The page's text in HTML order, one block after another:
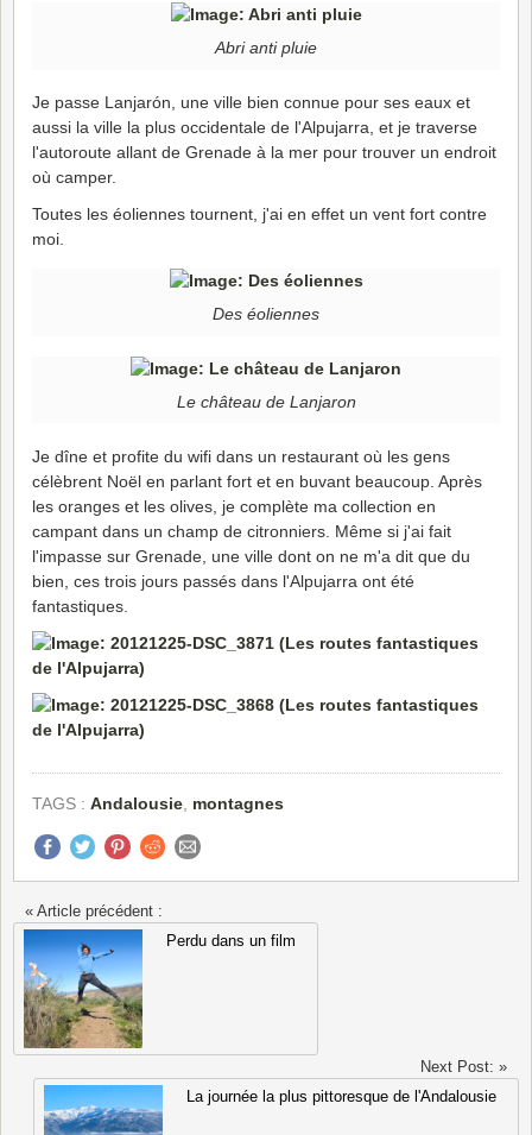
Abri anti pluie
Je passe Lanjarón, une ville bien connue pour ses eaux et
aussi la ville la plus occidentale de l'Alpujarra, et je traverse
l'autoroute allant de Grenade à la mer pour trouver un endroit
où camper.
Toutes les éoliennes tournent, j'ai en effet un vent fort contre
moi.
Des éoliennes
Le château de Lanjaron
Je dîne et profite du wifi dans un restaurant où les gens
célèbrent Noël en parlant fort et en buvant beaucoup. Après
les oranges et les olives, je complète ma collection en
campant dans un champ de citronniers. Même si j'ai fait
l'impasse sur Grenade, une ville dont on ne m'a dit que du
bien, ces trois jours passés dans l'Alpujarra ont été
fantastiques.
TAGS : Andalousie montagnes
« Article précédent :
Perdu dans un film
Next Post: »
La journée la plus pittoresque de l'Andalousie